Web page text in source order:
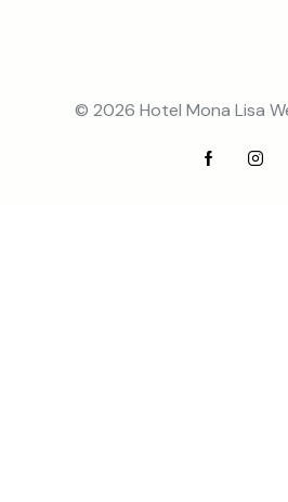
© 2026 Hotel Mona Lisa